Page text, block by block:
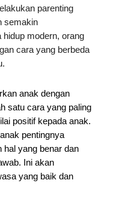
parenting
semakin
hidup modern, orang
cara yang berbeda
anak dengan
satu cara yang paling
positif kepada anak.
pentingnya
hal yang benar dan
Ini akan
yang baik dan